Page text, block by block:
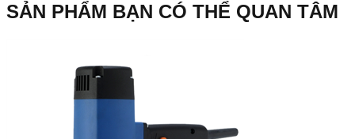
SẢN PHẨM BẠN CÓ THỂ QUAN TÂM